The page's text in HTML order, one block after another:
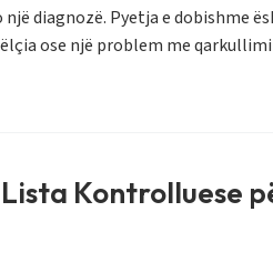
diagnozë. Pyetja e dobishme
ose një problem me
Kontrolluese